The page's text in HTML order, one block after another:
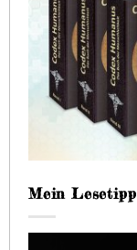
Mein Lesetipp